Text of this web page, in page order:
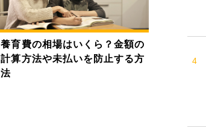
養育費の相場はいくら？金額の
計算方法や未払いを防止する方
法